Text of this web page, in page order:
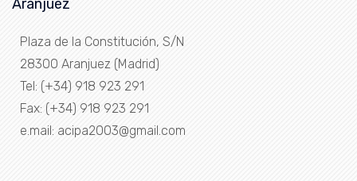
Aranjuez
Plaza de la Constitución, S/N
28300 Aranjuez (Madrid)
Tel: (+34) 918 923 291
Fax: (+34) 918 923 291
e.mail: acipa2003@gmail.com